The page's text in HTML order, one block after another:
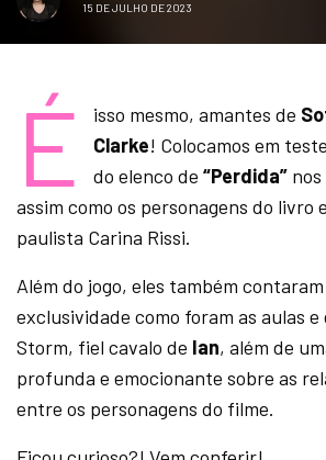
15 DE JULHO DE 2023
É isso mesmo, amantes de
Clarke! Colocamos em
do elenco de “Perdida”
assim como os personagens do livro
paulista Carina Rissi.
Além do jogo, eles também
exclusividade como foram as aulas e
Storm, fiel cavalo de Ian, além de
profunda e emocionante sobre as
entre os personagens do filme.